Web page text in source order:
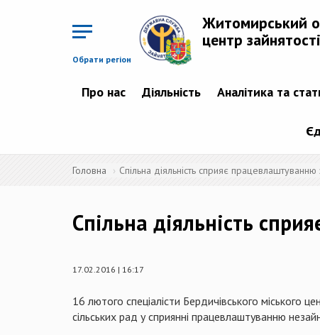
Обрати регіон
Житомирський
центр зайнятості
Про нас Діяльність Аналітика та
Головна Спільна діяльність сприяє працевлаштуванню
Спільна діяльність
17.02.2016 | 16:17
16 лютого спеціалісти Бердичівського міського
сільських рад у сприянні працевлаштуванню